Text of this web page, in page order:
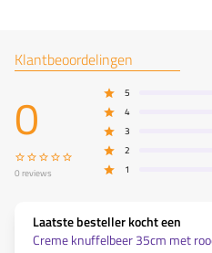
Klantbeoordelingen
0
0 reviews
5
4
3
2
1
Laatste besteller kocht een
Creme knuffelbeer 35cm met